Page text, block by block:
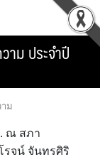
าม ประจำปี
ม
. ณ สภา
จน์ จันทรศิริ